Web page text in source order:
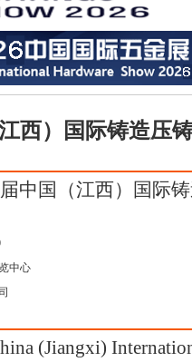
西）国际铸造压
中国（江西）国际
中心
(Jiangxi)